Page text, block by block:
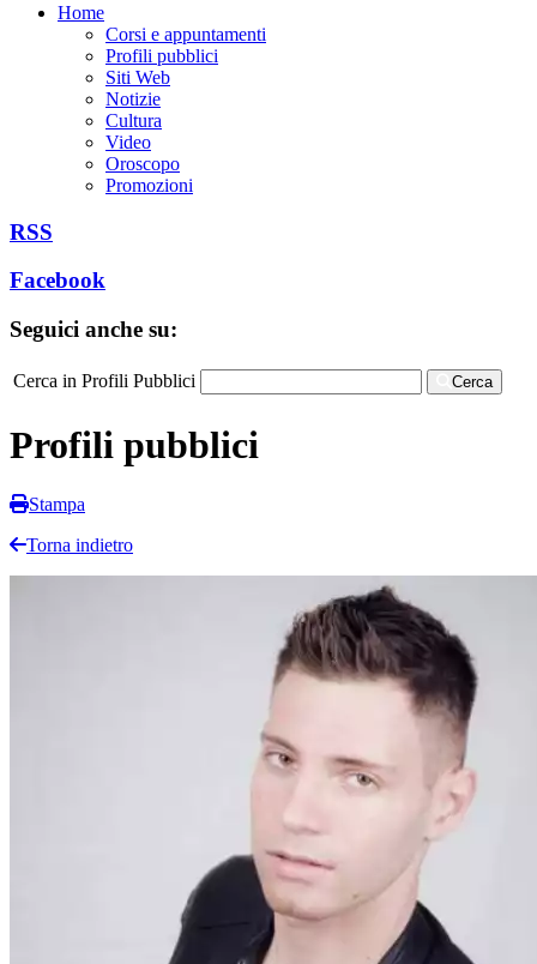
Home
Corsi e appuntamenti
Profili pubblici
Siti Web
Notizie
Cultura
Video
Oroscopo
Promozioni
RSS
Facebook
Seguici anche su:
Cerca in Profili Pubblici Cerca
Profili pubblici
Stampa
Torna indietro